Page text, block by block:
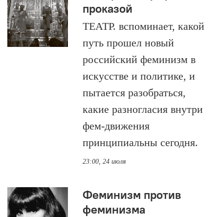
проказой
ТЕАТР. вспоминает, какой
путь прошел новый
российский феминизм в
искусстве и политике, и
пытается разобраться,
какие разногласия внутри
фем-движения
принципиальны сегодня.
23:00, 24 июля
Феминизм против
феминизма